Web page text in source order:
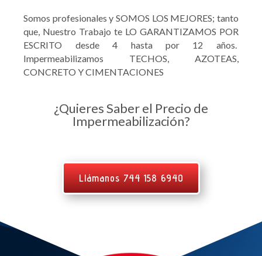
Somos profesionales y SOMOS LOS MEJORES; tanto
que, Nuestro Trabajo te LO GARANTIZAMOS POR
ESCRITO desde 4 hasta por 12 años.
Impermeabilizamos TECHOS, AZOTEAS,
CONCRETO Y CIMENTACIONES
¿Quieres Saber el Precio de
Impermeabilización?
Llámanos 744 158 6940